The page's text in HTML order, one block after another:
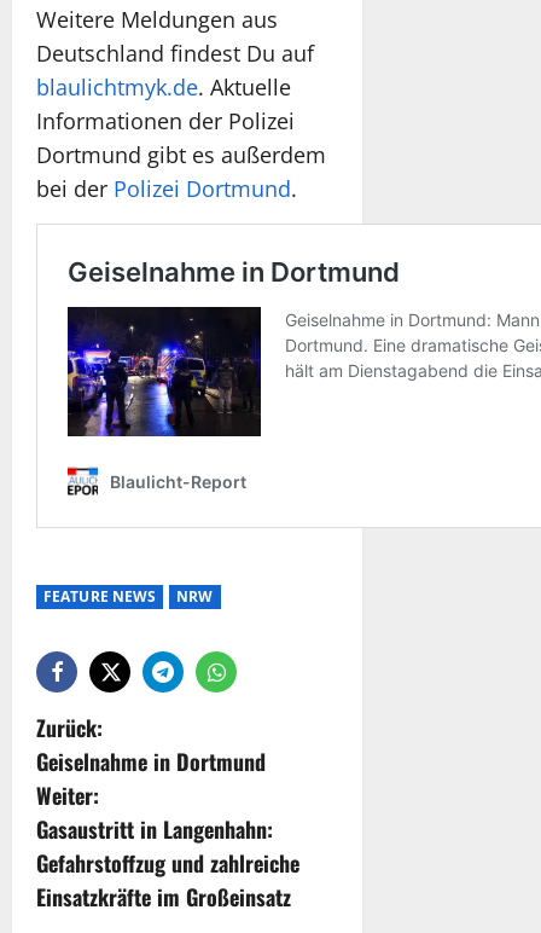
Weitere Meldungen aus
Deutschland findest Du auf
blaulichtmyk.de. Aktuelle
Informationen der Polizei
Dortmund gibt es außerdem
bei der Polizei Dortmund.
FEATURE NEWS NRW
Zurück:
Geiselnahme in Dortmund
Weiter:
Gasaustritt in Langenhahn:
Gefahrstoffzug und zahlreiche
Einsatzkräfte im Großeinsatz